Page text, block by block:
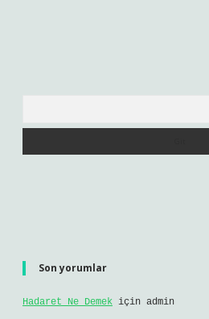
Son yorumlar
Hadaret Ne Demek için admin